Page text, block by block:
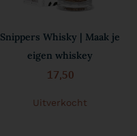
Snippers Whisky | Maak je
eigen whiskey
17,50
Uitverkocht